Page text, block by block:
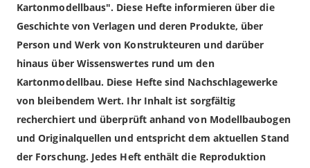
Kartonmodellbaus". Diese Hefte informieren über die
Geschichte von Verlagen und deren Produkte, über
Person und Werk von Konstrukteuren und darüber
hinaus über Wissenswertes rund um den
Kartonmodellbau. Diese Hefte sind Nachschlagewerke
von bleibendem Wert. Ihr Inhalt ist sorgfältig
recherchiert und überprüft anhand von Modellbaubogen
und Originalquellen und entspricht dem aktuellen Stand
der Forschung. Jedes Heft enthält die Reproduktion